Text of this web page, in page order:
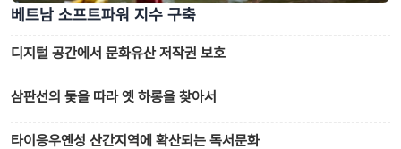
베트남 소프트파워 지수 구축
디지털 공간에서 문화유산 저작권 보호
삼판선의 돛을 따라 옛 하롱을 찾아서
타이응우옌성 산간지역에 확산되는 독서문화